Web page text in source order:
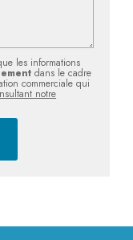
les informations
dans le cadre
commerciale qui
notre